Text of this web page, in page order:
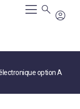
option A